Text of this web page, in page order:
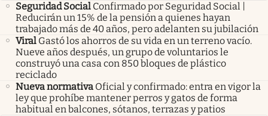
Seguridad Social Confirmado por Seguridad Social |
Reducirán un 15% de la pensión a quienes hayan
trabajado más de 40 años, pero adelanten su jubilación
Viral Gastó los ahorros de su vida en un terreno vacío.
Nueve años después, un grupo de voluntarios le
construyó una casa con 850 bloques de plástico
reciclado
Nueva normativa Oficial y confirmado: entra en vigor la
ley que prohíbe mantener perros y gatos de forma
habitual en balcones, sótanos, terrazas y patios